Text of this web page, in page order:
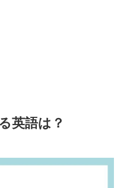
英語は？